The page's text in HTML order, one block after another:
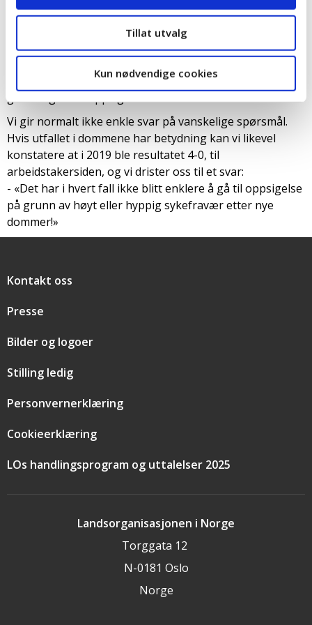
Tillat utvalg
Kun nødvendige cookies
Et felles trekk ved dommene er at de viser sviktende eller
utilstrekkelig saksbehandling fra arbeidsgivers side. I
alle dommene konkluderer lagmannsretten med
eller egnethet for andre stillinger, og svikt i det faktiske
grunnlaget for oppsigelsene.
Vi gir normalt ikke enkle svar på vanskelige spørsmål.
Hvis utfallet i dommene har betydning kan vi likevel
konstatere at i 2019 ble resultatet 4-0, til
arbeidstakersiden, og vi drister oss til et svar:
- «Det har i hvert fall ikke blitt enklere å gå til oppsigelse
på grunn av høyt eller hyppig sykefravær etter nye
dommer!»
Landsorganisasjonen i Norge
Torggata 12
N-0181 Oslo
Norge
Snarveier
Kontakt oss
Presse
Bilder og logoer
Stilling ledig
Personvernerklæring
Cookieerklæring
LOs handlingsprogram og uttalelser 2025